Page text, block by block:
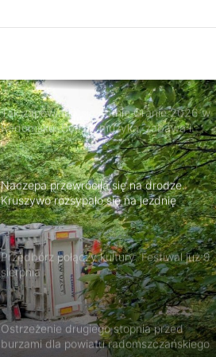
Naczepa przewróciła się na drodze.
Kruszywo rozsypało się na jezdnię
Przedbórz połączy kultury. Festiwal już 9
sierpnia
Ostrzeżenie drugiego stopnia przed
burzami dla powiatu radomszczańskiego
Tragiczny wypadek w Kobielach Wielkich.
Nie żyje 22-letni motocyklista